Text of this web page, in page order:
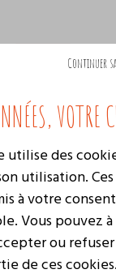
utilise des
utilisation.
à votre
Vous pouvez
ou
de ces cookies.
Continuer